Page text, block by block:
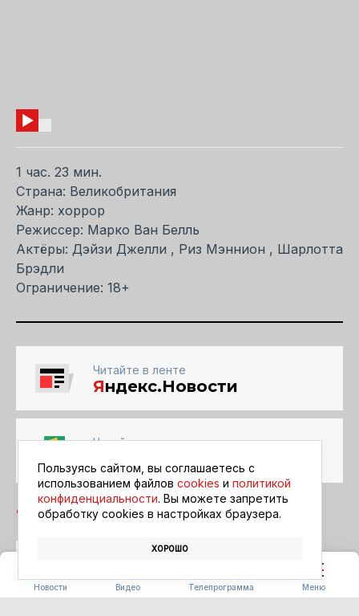
Новости Видео Телепрограмма Меню
1 час. 23 мин.
Страна: Великобритания
Жанр: хоррор
Режиссер: Марко Ван Белль
Актёры: Дэйзи Джелли , Риз Мэннион , Шарлотта
Брэдли
Ограничение: 18+
Читайте в ленте
Яндекс.Новости
Читайте в ленте
АФИША
Пользуясь сайтом, вы соглашаетесь с
использованием файлов cookies и политикой
конфиденциальности. Вы можете запретить
обработку сookies в настройках браузера.
ХОРОШО